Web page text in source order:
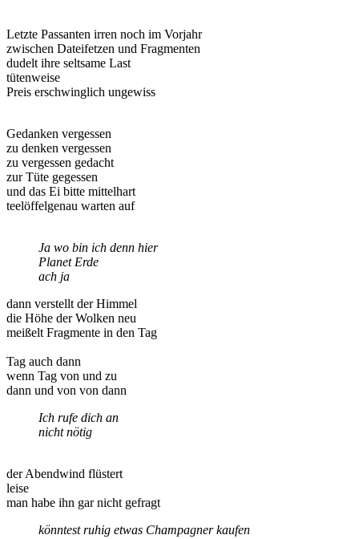
Letzte Passanten irren noch im Vorjahr
zwischen Dateifetzen und Fragmenten
dudelt ihre seltsame Last
tütenweise
Preis erschwinglich ungewiss
Gedanken vergessen
zu denken vergessen
zu vergessen gedacht
zur Tüte gegessen
und das Ei bitte mittelhart
teelöffelgenau warten auf
Ja wo bin ich denn hier
Planet Erde
ach ja
dann verstellt der Himmel
die Höhe der Wolken neu
meißelt Fragmente in den Tag
Tag auch dann
wenn Tag von und zu
dann und von von dann
Ich rufe dich an
nicht nötig
der Abendwind flüstert
leise
man habe ihn gar nicht gefragt
könntest ruhig etwas Champagner kaufen